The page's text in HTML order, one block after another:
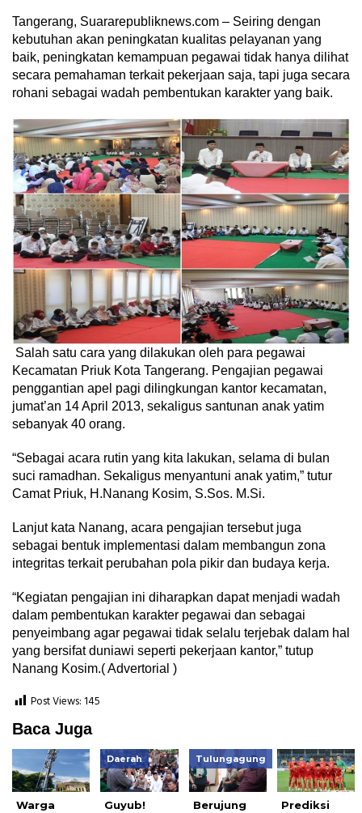
Tangerang, Suararepubliknews.com – Seiring dengan
kebutuhan akan peningkatan kualitas pelayanan yang
baik, peningkatan kemampuan pegawai tidak hanya dilihat
secara pemahaman terkait pekerjaan saja, tapi juga secara
rohani sebagai wadah pembentukan karakter yang baik.
Salah satu cara yang dilakukan oleh para pegawai
Kecamatan Priuk Kota Tangerang. Pengajian pegawai
penggantian apel pagi dilingkungan kantor kecamatan,
jumat’an 14 April 2013, sekaligus santunan anak yatim
sebanyak 40 orang.
“Sebagai acara rutin yang kita lakukan, selama di bulan
suci ramadhan. Sekaligus menyantuni anak yatim,” tutur
Camat Priuk, H.Nanang Kosim, S.Sos. M.Si.
Lanjut kata Nanang, acara pengajian tersebut juga
sebagai bentuk implementasi dalam membangun zona
integritas terkait perubahan pola pikir dan budaya kerja.
“Kegiatan pengajian ini diharapkan dapat menjadi wadah
dalam pembentukan karakter pegawai dan sebagai
penyeimbang agar pegawai tidak selalu terjebak dalam hal
yang bersifat duniawi seperti pekerjaan kantor,” tutup
Nanang Kosim.( Advertorial )
Post Views: 145
Baca Juga
Warga
Daerah
Guyub!
Tulungagung
Berujung
Prediksi